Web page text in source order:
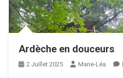
Ardèche en douceurs
2 Juillet 2025 Marie-Léa